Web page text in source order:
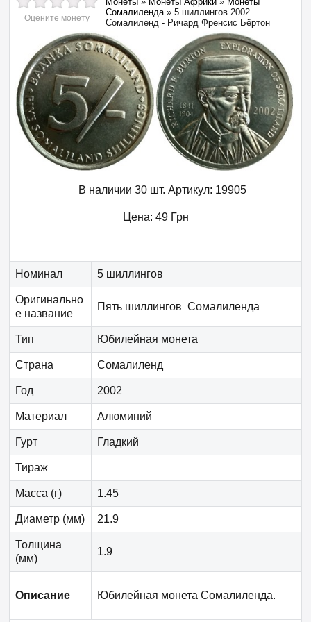
Оцените монету
Сомалиленда» 5 шиллингов 2002
Сомалиленд - Ричард Френсис Бёртон
В наличии 30 шт. Артикул: 19905
Цена: 49 Грн
Номинал 5 шиллингов
Оригинально
е название
Пять шиллингов Сомалиленда
Тип Юбилейная монета
Страна Сомалиленд
Год 2002
Материал Алюминий
Гурт Гладкий
Тираж
Масса (г) 1.45
Диаметр (мм) 21.9
Толщина
(мм)
1.9
Описание Юбилейная монета Сомалиленда.